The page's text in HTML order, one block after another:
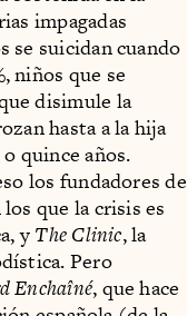
impagadas
se suicidan cuando
niños que se
disimule la
hasta a la hija
quince años.
los fundadores de
que la crisis es
y The Clinic, la
Pero
Enchaîné, que hace